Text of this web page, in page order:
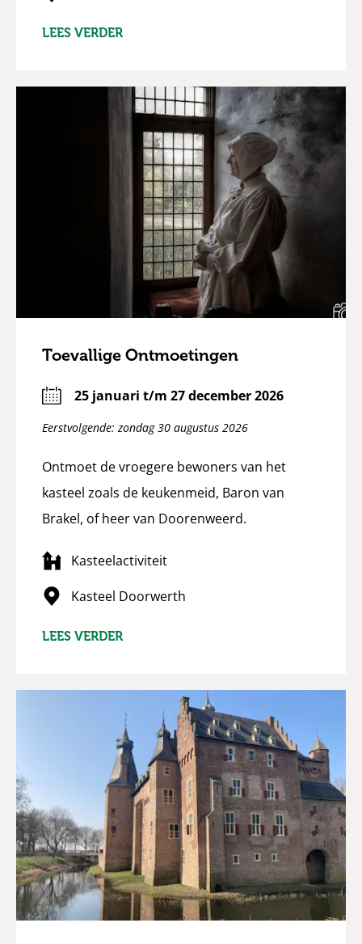
LEES VERDER
Toevallige Ontmoetingen
25 januari t/m 27 december 2026
Eerstvolgende: zondag 30 augustus 2026
Ontmoet de vroegere bewoners van het
kasteel zoals de keukenmeid, Baron van
Brakel, of heer van Doorenweerd.
Kasteelactiviteit
Kasteel Doorwerth
LEES VERDER